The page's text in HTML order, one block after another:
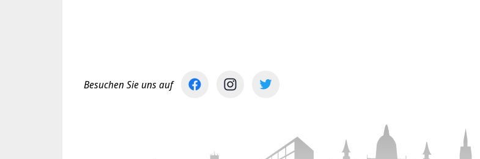
Besuchen Sie uns auf